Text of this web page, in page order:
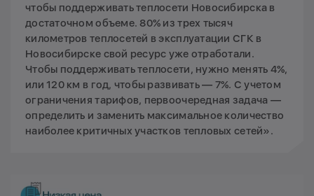
чтобы поддерживать теплосети Новосибирска в
достаточном объеме. 80% из трех тысяч
километров теплосетей в эксплуатации СГК в
Новосибирске свой ресурс уже отработали.
Чтобы поддерживать теплосети, нужно менять 4%,
или 120 км в год, чтобы развивать — 7%. С учетом
ограничения тарифов, первоочередная задача —
определить и заменить максимальное количество
наиболее критичных участков тепловых сетей».